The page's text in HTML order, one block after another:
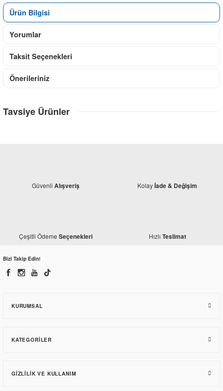
Ürün Bilgisi
Yorumlar
Taksit Seçenekleri
Önerileriniz
Tavsiye Ürünler
Güvenli Alışveriş Kolayİade & Değişim
Çeşitli Ödeme Seçenekleri Hızlı Teslimat
Bizi Takip Edin!
KURUMSAL
KATEGORILER
GIZLILIK VE KULLANIM